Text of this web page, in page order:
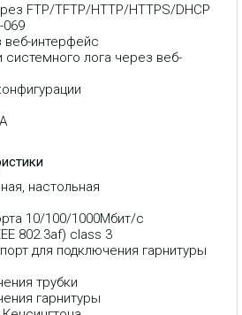
FTP/TFTP/HTTP/HTTPS/DHCP
069
веб-интерфейс
системного лога через веб-
настольная
10/100/1000Мбит/с
802.3af) class 3
для подключения гарнитуры
трубки
гарнитуры